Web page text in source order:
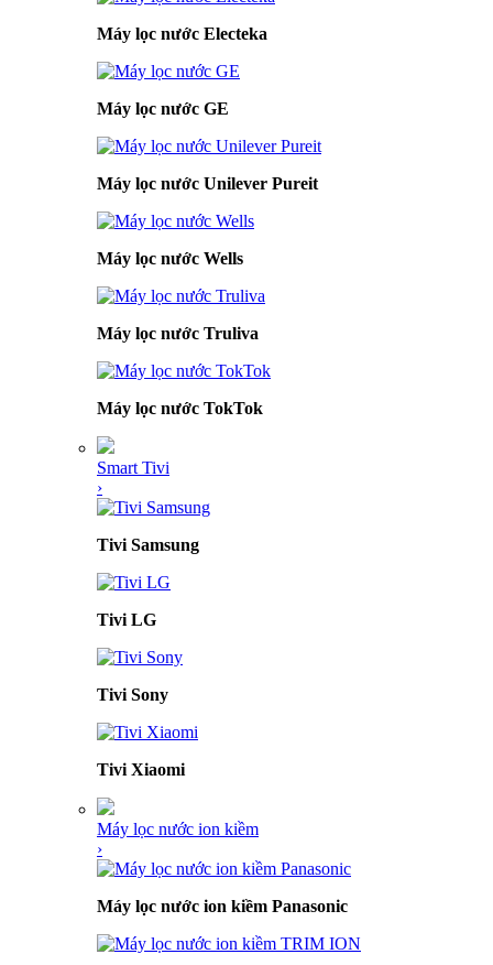
Máy lọc nước Electeka
Máy lọc nước GE
Máy lọc nước Unilever Pureit
Máy lọc nước Wells
Máy lọc nước Truliva
Máy lọc nước TokTok
Smart Tivi
›
Tivi Samsung
Tivi LG
Tivi Sony
Tivi Xiaomi
Máy lọc nước ion kiềm
›
Máy lọc nước ion kiềm Panasonic